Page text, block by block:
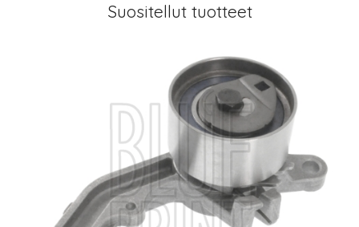
Suositellut tuotteet